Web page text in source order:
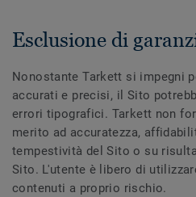
Esclusione di
Nonostante Tarkett si impegni
accurati e precisi, il Sito
errori tipografici. Tarkett non
merito ad accuratezza,
tempestività del Sito o su
Sito. L'utente è libero di
contenuti a proprio rischio.